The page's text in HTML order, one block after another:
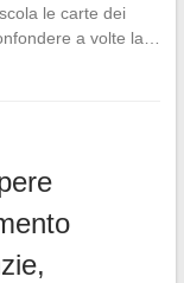
le carte dei
a volte la…